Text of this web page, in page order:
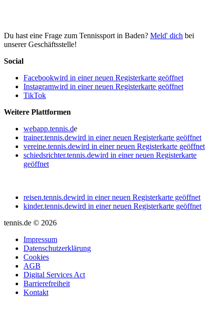
Du hast eine Frage zum Tennissport in Baden? Meld' dich bei
unserer Geschäftsstelle!
Social
Facebookwird in einer neuen Registerkarte geöffnet
Instagramwird in einer neuen Registerkarte geöffnet
TikTok
Weitere Plattformen
webapp.tennis.de
trainer.tennis.dewird in einer neuen Registerkarte geöffnet
vereine.tennis.dewird in einer neuen Registerkarte geöffnet
schiedsrichter.tennis.dewird in einer neuen Registerkarte
geöffnet
reisen.tennis.dewird in einer neuen Registerkarte geöffnet
kinder.tennis.dewird in einer neuen Registerkarte geöffnet
tennis.de © 2026
Impressum
Datenschutzerklärung
Cookies
AGB
Digital Services Act
Barrierefreiheit
Kontakt